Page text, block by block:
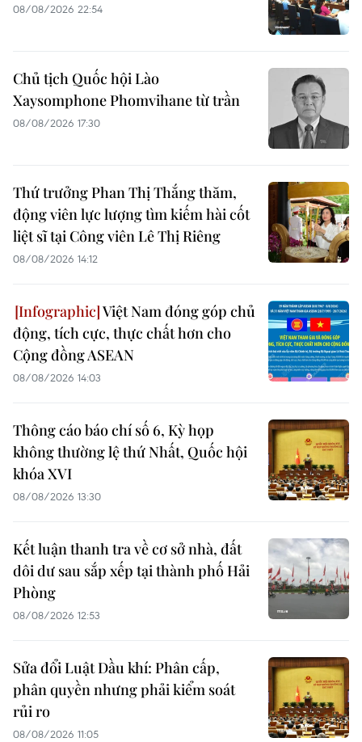
08/08/2026 22:54
Chủ tịch Quốc hội Lào
Xaysomphone Phomvihane từ trần
08/08/2026 17:30
Thứ trưởng Phan Thị Thắng thăm,
động viên lực lượng tìm kiếm hài cốt
liệt sĩ tại Công viên Lê Thị Riêng
08/08/2026 14:12
Việt Nam đóng góp chủ
động, tích cực, thực chất hơn cho
Cộng đồng ASEAN
08/08/2026 14:03
Thông cáo báo chí số 6, Kỳ họp
không thường lệ thứ Nhất, Quốc hội
khóa XVI
08/08/2026 13:30
Kết luận thanh tra về cơ sở nhà, đất
dôi dư sau sắp xếp tại thành phố Hải
Phòng
08/08/2026 12:53
Sửa đổi Luật Dầu khí: Phân cấp,
phân quyền nhưng phải kiểm soát
rủi ro
08/08/2026 11:05